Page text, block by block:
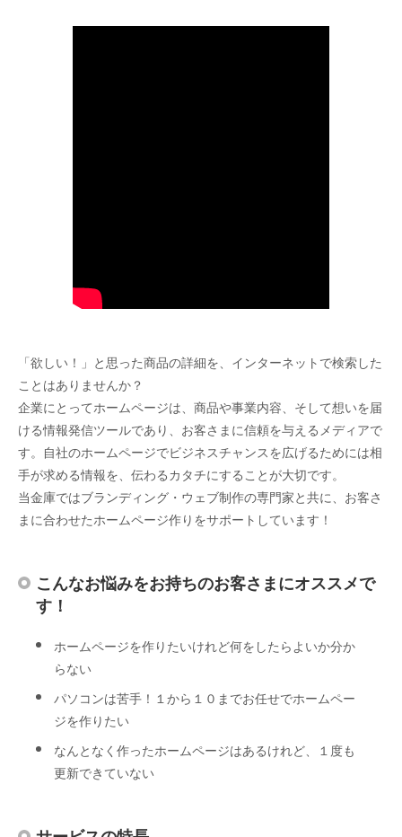
「欲しい！」と思った商品の詳細を、インターネットで検索した
ことはありませんか？
企業にとってホームページは、商品や事業内容、そして想いを届
ける情報発信ツールであり、お客さまに信頼を与えるメディアで
す。自社のホームページでビジネスチャンスを広げるためには相
手が求める情報を、伝わるカタチにすることが大切です。
当金庫ではブランディング・ウェブ制作の専門家と共に、お客さ
まに合わせたホームページ作りをサポートしています！
こんなお悩みをお持ちのお客さまにオススメで
す！
ホームページを作りたいけれど何をしたらよいか分か
らない
パソコンは苦手！１から１０までお任せでホームペー
ジを作りたい
なんとなく作ったホームページはあるけれど、１度も
更新できていない